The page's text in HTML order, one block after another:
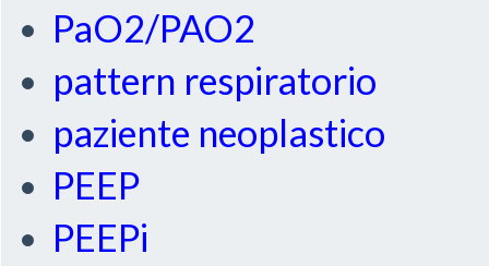
PaO2/PAO2
pattern respiratorio
paziente neoplastico
PEEP
PEEPi